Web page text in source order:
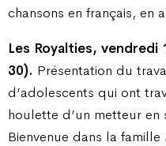
chansons en français, en
Les Royalties, vendredi
30). Présentation du
d’adolescents qui ont
houlette d’un metteur en
Bienvenue dans la